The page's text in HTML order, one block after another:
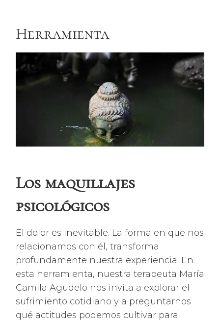
Herramienta
Los maquillajes
psicológicos
El dolor es inevitable. La forma en que nos
relacionamos con él, transforma
profundamente nuestra experiencia. En
esta herramienta, nuestra terapeuta María
Camila Agudelo nos invita a explorar el
sufrimiento cotidiano y a preguntarnos
qué actitudes podemos cultivar para